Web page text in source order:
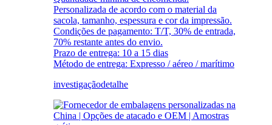
Personalizada de acordo com o material da
sacola, tamanho, espessura e cor da impressão.
Condições de pagamento: T/T, 30% de entrada,
70% restante antes do envio.
Prazo de entrega: 10 a 15 dias
Método de entrega: Expresso / aéreo / marítimo
investigaçãodetalhe